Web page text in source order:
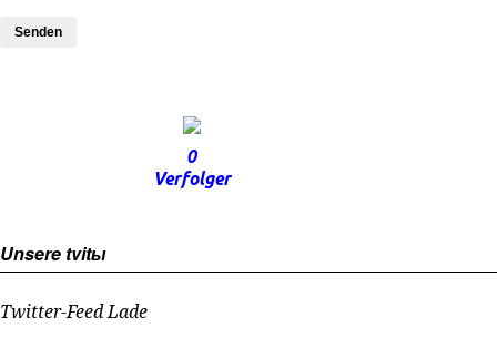
Senden
0
Verfolger
Unsere tvitы
Twitter-Feed Lade